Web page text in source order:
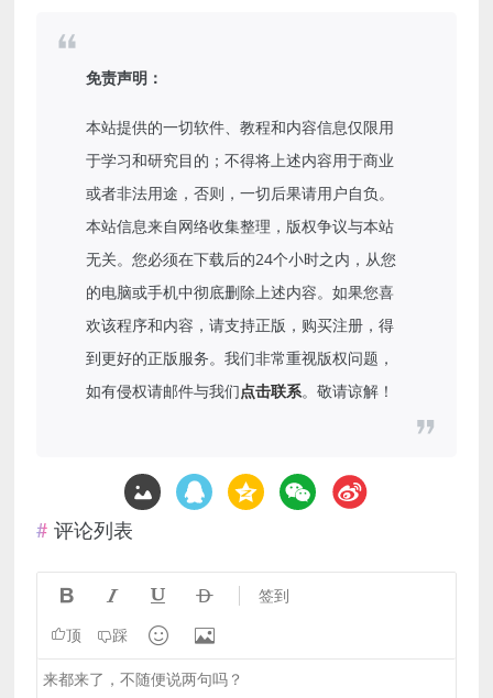
免责声明：
本站提供的一切软件、教程和内容信息仅限用
于学习和研究目的；不得将上述内容用于商业
或者非法用途，否则，一切后果请用户自负。
本站信息来自网络收集整理，版权争议与本站
无关。您必须在下载后的24个小时之内，从您
的电脑或手机中彻底删除上述内容。如果您喜
欢该程序和内容，请支持正版，购买注册，得
到更好的正版服务。我们非常重视版权问题，
如有侵权请邮件与我们点击联系。敬请谅解！
评论列表
    签到
顶 踩  